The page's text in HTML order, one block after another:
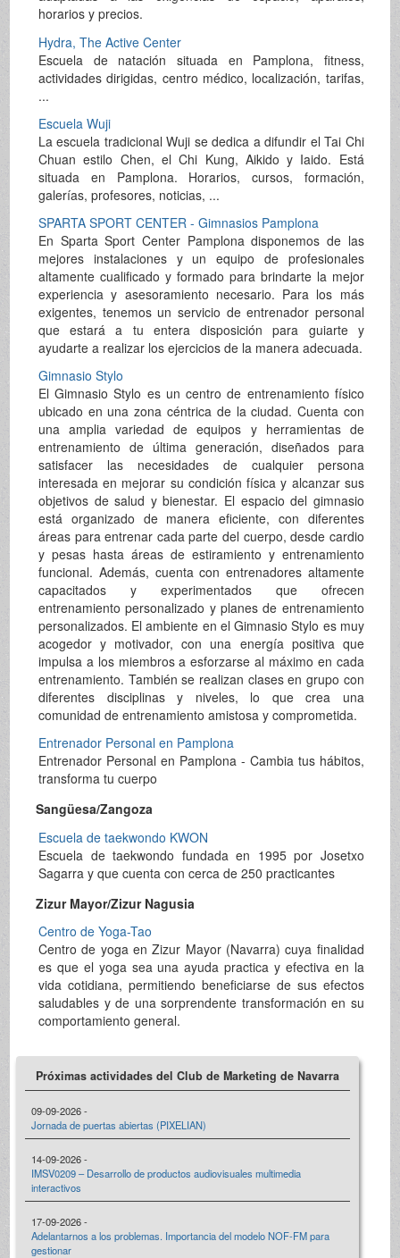
horarios y precios.
Hydra, The Active Center
Escuela de natación situada en Pamplona, fitness,
actividades dirigidas, centro médico, localización, tarifas,
...
Escuela Wuji
La escuela tradicional Wuji se dedica a difundir el Tai Chi
Chuan estilo Chen, el Chi Kung, Aikido y Iaido. Está
situada en Pamplona. Horarios, cursos, formación,
galerías, profesores, noticias, ...
SPARTA SPORT CENTER - Gimnasios Pamplona
En Sparta Sport Center Pamplona disponemos de las
mejores instalaciones y un equipo de profesionales
altamente cualificado y formado para brindarte la mejor
experiencia y asesoramiento necesario. Para los más
exigentes, tenemos un servicio de entrenador personal
que estará a tu entera disposición para guiarte y
ayudarte a realizar los ejercicios de la manera adecuada.
Gimnasio Stylo
El Gimnasio Stylo es un centro de entrenamiento físico
ubicado en una zona céntrica de la ciudad. Cuenta con
una amplia variedad de equipos y herramientas de
entrenamiento de última generación, diseñados para
satisfacer las necesidades de cualquier persona
interesada en mejorar su condición física y alcanzar sus
objetivos de salud y bienestar. El espacio del gimnasio
está organizado de manera eficiente, con diferentes
áreas para entrenar cada parte del cuerpo, desde cardio
y pesas hasta áreas de estiramiento y entrenamiento
funcional. Además, cuenta con entrenadores altamente
capacitados y experimentados que ofrecen
entrenamiento personalizado y planes de entrenamiento
personalizados. El ambiente en el Gimnasio Stylo es muy
acogedor y motivador, con una energía positiva que
impulsa a los miembros a esforzarse al máximo en cada
entrenamiento. También se realizan clases en grupo con
diferentes disciplinas y niveles, lo que crea una
comunidad de entrenamiento amistosa y comprometida.
Entrenador Personal en Pamplona
Entrenador Personal en Pamplona - Cambia tus hábitos,
transforma tu cuerpo
Sangüesa/Zangoza
Escuela de taekwondo KWON
Escuela de taekwondo fundada en 1995 por Josetxo
Sagarra y que cuenta con cerca de 250 practicantes
Zizur Mayor/Zizur Nagusia
Centro de Yoga-Tao
Centro de yoga en Zizur Mayor (Navarra) cuya finalidad
es que el yoga sea una ayuda practica y efectiva en la
vida cotidiana, permitiendo beneficiarse de sus efectos
saludables y de una sorprendente transformación en su
comportamiento general.
Próximas actividades del Club de Marketing de Navarra
09-09-2026 -
Jornada de puertas abiertas (PIXELIAN)
14-09-2026 -
IMSV0209 – Desarrollo de productos audiovisuales multimedia
interactivos
17-09-2026 -
Adelantarnos a los problemas. Importancia del modelo NOF-FM para
gestionar